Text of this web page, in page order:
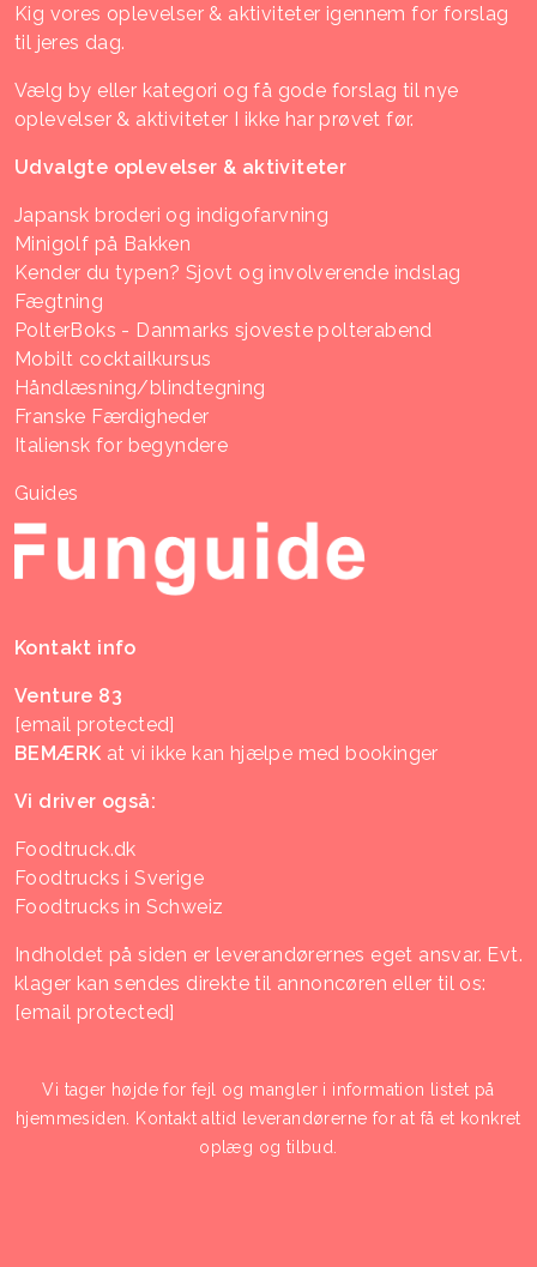
Kig vores oplevelser & aktiviteter igennem for forslag
til jeres dag.
Vælg by eller kategori og få gode forslag til nye
oplevelser & aktiviteter I ikke har prøvet før.
Udvalgte oplevelser & aktiviteter
Japansk broderi og indigofarvning
Minigolf på Bakken
Kender du typen? Sjovt og involverende indslag
Fægtning
PolterBoks - Danmarks sjoveste polterabend
Mobilt cocktailkursus
Håndlæsning/blindtegning
Franske Færdigheder
Italiensk for begyndere
Guides
Kontakt info
Venture 83
[email protected]
BEMÆRK at vi ikke kan hjælpe med bookinger
Vi driver også:
Foodtruck.dk
Foodtrucks i Sverige
Foodtrucks in Schweiz
Indholdet på siden er leverandørernes eget ansvar. Evt.
klager kan sendes direkte til annoncøren eller til os:
[email protected]
Vi tager højde for fejl og mangler i information listet på
hjemmesiden. Kontakt altid leverandørerne for at få et konkret
oplæg og tilbud.